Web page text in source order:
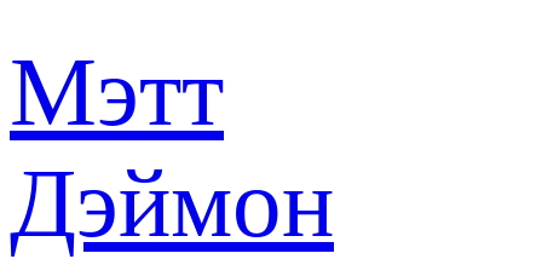
Мэтт
Дэймон